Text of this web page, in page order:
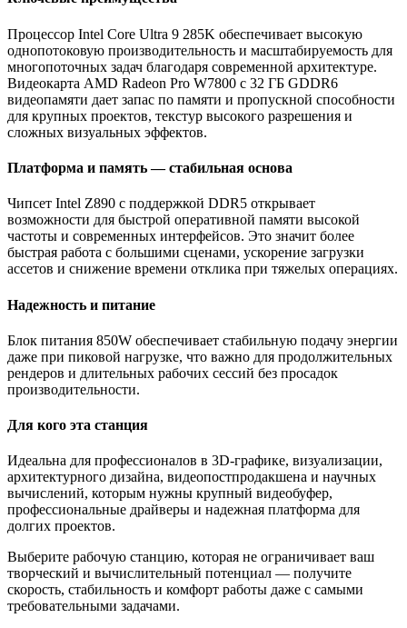
Процессор Intel Core Ultra 9 285K обеспечивает высокую
однопотоковую производительность и масштабируемость для
многопоточных задач благодаря современной архитектуре.
Видеокарта AMD Radeon Pro W7800 с 32 ГБ GDDR6
видеопамяти дает запас по памяти и пропускной способности
для крупных проектов, текстур высокого разрешения и
сложных визуальных эффектов.
Платформа и память — стабильная основа
Чипсет Intel Z890 с поддержкой DDR5 открывает
возможности для быстрой оперативной памяти высокой
частоты и современных интерфейсов. Это значит более
быстрая работа с большими сценами, ускорение загрузки
ассетов и снижение времени отклика при тяжелых операциях.
Надежность и питание
Блок питания 850W обеспечивает стабильную подачу энергии
даже при пиковой нагрузке, что важно для продолжительных
рендеров и длительных рабочих сессий без просадок
производительности.
Для кого эта станция
Идеальна для профессионалов в 3D-графике, визуализации,
архитектурного дизайна, видеопостпродакшена и научных
вычислений, которым нужны крупный видеобуфер,
профессиональные драйверы и надежная платформа для
долгих проектов.
Выберите рабочую станцию, которая не ограничивает ваш
творческий и вычислительный потенциал — получите
скорость, стабильность и комфорт работы даже с самыми
требовательными задачами.